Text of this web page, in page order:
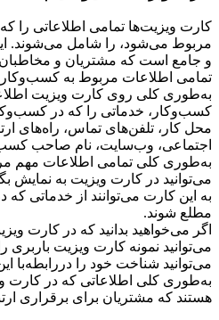
کارت ویزیت‌ها تمامی اطلاعاتی را
مربوط می‌شود، را شامل می‌شوند.
و جامع است که مشتریان و مخاطبان
تمامی اطلاعات مربوط به
به‌طوری کلی روی کارت ویزیت
کسب‌وکار، خدماتی را که در
محل کار، تلفن‌های تماس، راه‌های
اجتماعی، وب‌سایت، نام صاحب
به‌طوری کلی تمامی اطلاعات مهم
می‌توانید در کارت ویزیت به نمایش
به این کارت می‌توانند از خدماتی
مطلع شوند.
اگر می‌خواهید بدانید که در کارت
می‌توانید نمونه کارت ویزیت باربری
می‌توانید شناخت خود را دررابطه‌با
به‌طوری کلی اطلاعاتی که در کارت
هستند که مشتریان برای برقراری